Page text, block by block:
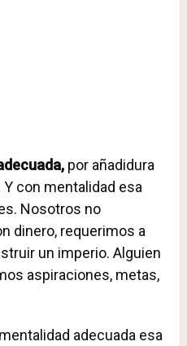
por añadidura
con mentalidad esa
Nosotros no
dinero, requerimos a
un imperio. Alguien
aspiraciones, metas,
adecuada esa